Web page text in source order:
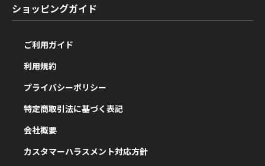
ショッピングガイド
ご利用ガイド
利用規約
プライバシーポリシー
特定商取引法に基づく表記
会社概要
カスタマーハラスメント対応方針